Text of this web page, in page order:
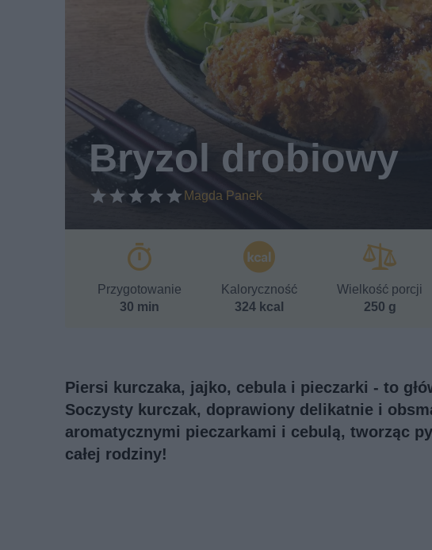
Bryzol drobiowy
Magda Panek
Przygotowanie
30 min
Kaloryczność
324 kcal
Wielkość porcji
250 g
Piersi kurczaka, jajko, cebula i pieczarki - to
Soczysty kurczak, doprawiony delikatnie i
aromatycznymi pieczarkami i cebulą, tworząc
całej rodziny!